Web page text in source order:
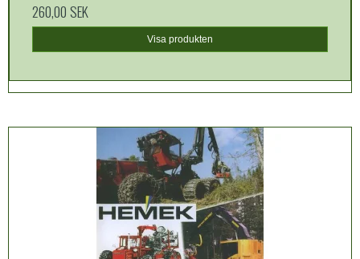
260,00 SEK
Visa produkten